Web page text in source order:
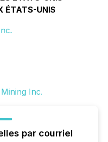
ÉTATS-UNIS
par courriel